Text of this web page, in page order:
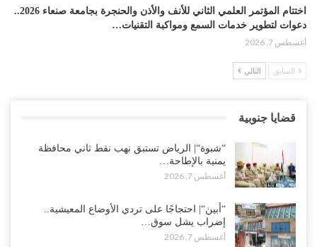
اختتام المؤتمر العلمي الثاني للأنف والأذن والحنجرة بجامعة صنعاء 2026..
دعوات لتطوير خدمات السمع ومواكبة التقنيات…
أغسطس 7, 2026
“حضرموت“| عصيان مدني واسع ورفض للتجنيد السعودي يوسّعان
واسعة وإعادة ترتيب المشهد العسكري..!
أغسطس 6, 2026
ضربات صنعاء تربك التحشيدات السعودية شرق اليمن.. خسائر بشرية
وانسحابات وفوضى تعصف بمعسكرات حضرموت ومأرب..!
أغسطس 6, 2026
السابق التالي
قضايا جنوبية
“شبوة“| الرياض تستبق نهب نفط ثاني محافظة
يمنية بالإطاحة…
أغسطس 7, 2026
“أبين“| احتجاجًا على تردي الأوضاع المعيشية..
إضراب يشل سوق…
أغسطس 7, 2026